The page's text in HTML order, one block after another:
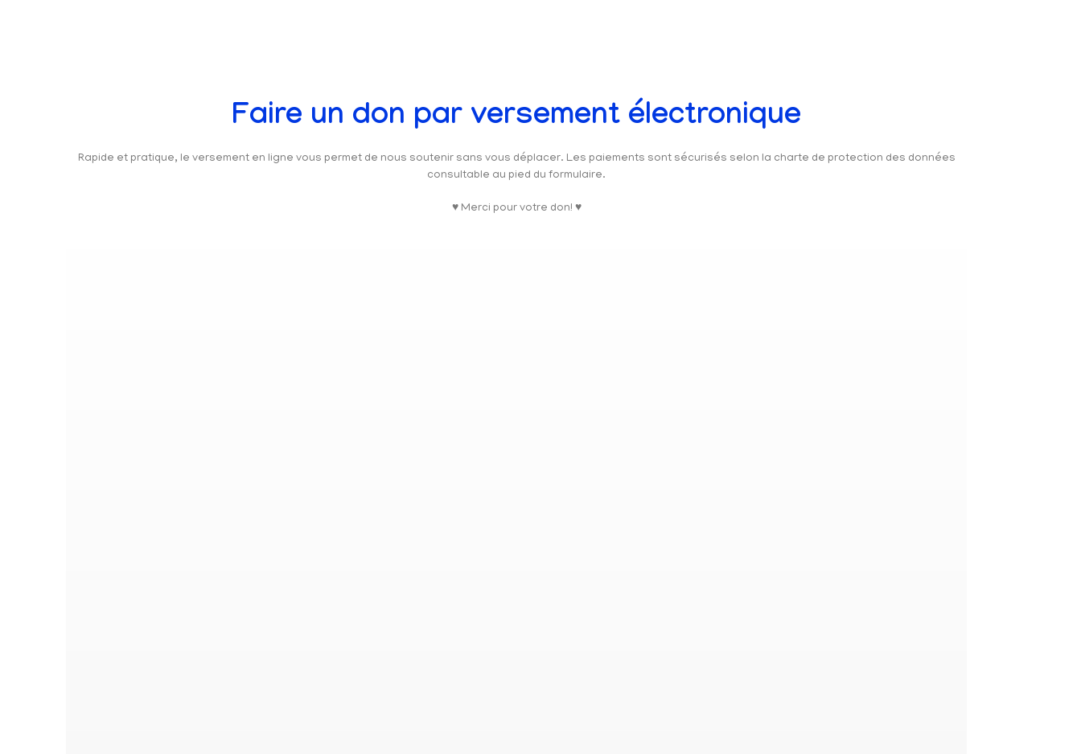
Faire un don par versement électronique
Rapide et pratique, le versement en ligne vous permet de nous soutenir sans vous déplacer. Les paiements sont sécurisés selon la charte de protection des données
consultable au pied du formulaire.
♥ Merci pour votre don! ♥